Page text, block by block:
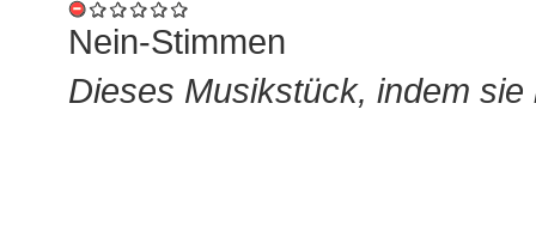
Nein-Stimmen
Dieses Musikstück, indem